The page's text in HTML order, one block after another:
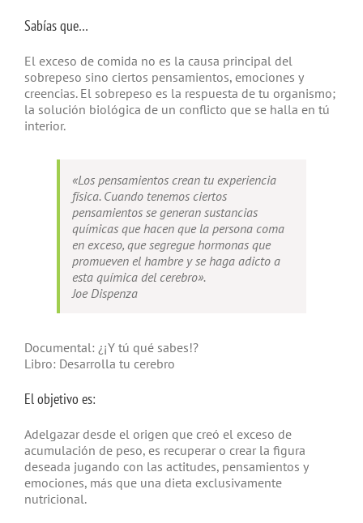
Sabías que…
El exceso de comida no es la causa principal del
sobrepeso sino ciertos pensamientos, emociones y
creencias. El sobrepeso es la respuesta de tu organismo;
la solución biológica de un conflicto que se halla en tú
interior.
«Los pensamientos crean tu experiencia
física. Cuando tenemos ciertos
pensamientos se generan sustancias
químicas que hacen que la persona coma
en exceso, que segregue hormonas que
promueven el hambre y se haga adicto a
esta química del cerebro».
Joe Dispenza
Documental: ¿¡Y tú qué sabes!?
Libro: Desarrolla tu cerebro
El objetivo es:
Adelgazar desde el origen que creó el exceso de
acumulación de peso, es recuperar o crear la figura
deseada jugando con las actitudes, pensamientos y
emociones, más que una dieta exclusivamente
nutricional.